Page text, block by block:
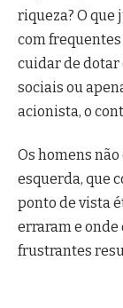
riqueza? O
com frequentes
cuidar de dotar
sociais ou
acionista, o
Os homens
esquerda, que
ponto de vista
erraram e
frustrantes